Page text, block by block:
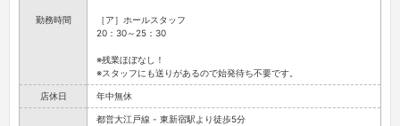
勤務時間
［ア］ホールスタッフ
20：30～25：30
※残業ほぼなし！
※スタッフにも送りがあるので始発待ち不要です。
店休日 年中無休
都営大江戸線 - 東新宿駅より徒歩5分